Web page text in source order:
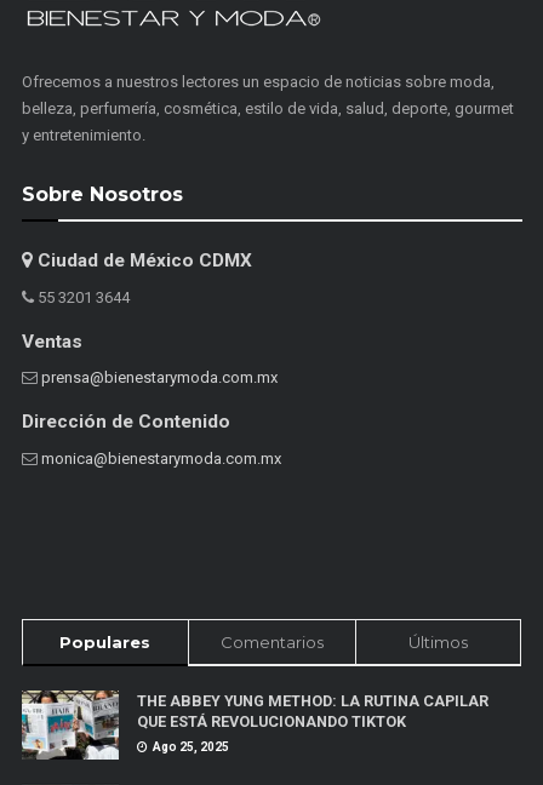
Ofrecemos a nuestros lectores un espacio de noticias sobre moda,
belleza, perfumería, cosmética, estilo de vida, salud, deporte, gourmet
y entretenimiento.
Sobre Nosotros
Ciudad de México CDMX
55 3201 3644
Ventas
prensa@bienestarymoda.com.mx
Dirección de Contenido
monica@bienestarymoda.com.mx
Populares Comentarios Últimos
THE ABBEY YUNG METHOD: LA RUTINA CAPILAR
QUE ESTÁ REVOLUCIONANDO TIKTOK
Ago 25, 2025